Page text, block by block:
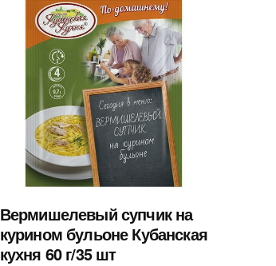
Вермишелевый супчик на
курином бульоне Кубанская
кухня 60 г/35 шт